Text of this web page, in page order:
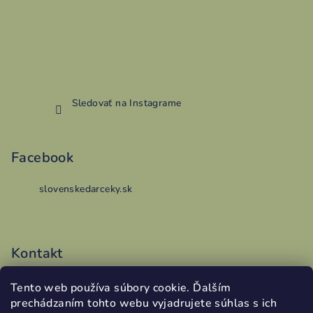
Tento web používa súbory cookie. Ďalším
prechádzaním tohto webu vyjadrujete súhlas s ich
Sledovať na Instagrame
Facebook
slovenskedarceky.sk
Kontakt
vyroba @addy.sk
0486199340